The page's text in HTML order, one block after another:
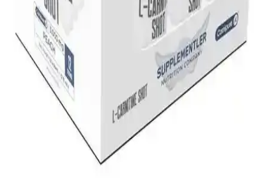
L-Carnitine tabletleri, yağ yakımını hızlandırır, enerji seviyesini
yükseltir ve cilt sağlığını destekler. Doğal amino asit türevi bu
ürünler, sağlıklı yaşam ve güzellik rutinlerinin vazgeçilmez parçası
olur.
Bigjoy Sports L-Carnitine ve Hardline Thermo L-
Karnitin Karşılaştırması
Bu makalede Bigjoy Sports L-Carnitine ve Hardline Thermo L-
Karnitin ürünlerinin özellikleri, kullanıcı yorumları ve karşılaştırması
detaylı şekilde inceleniyor. Hangi ürünün ihtiyaçlara daha uygun
L-Carnitine Shot 3000 Mg ile Enerji ve Yağ
Yakımını Destekleyen Pratik Takviye